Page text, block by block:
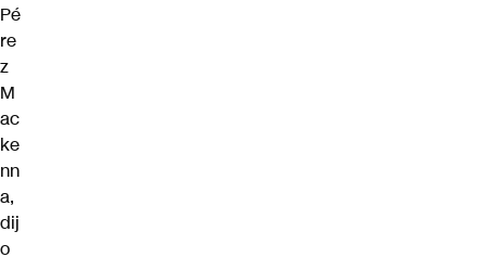
Pé
re
z
M
ac
ke
nn
a,
dij
o